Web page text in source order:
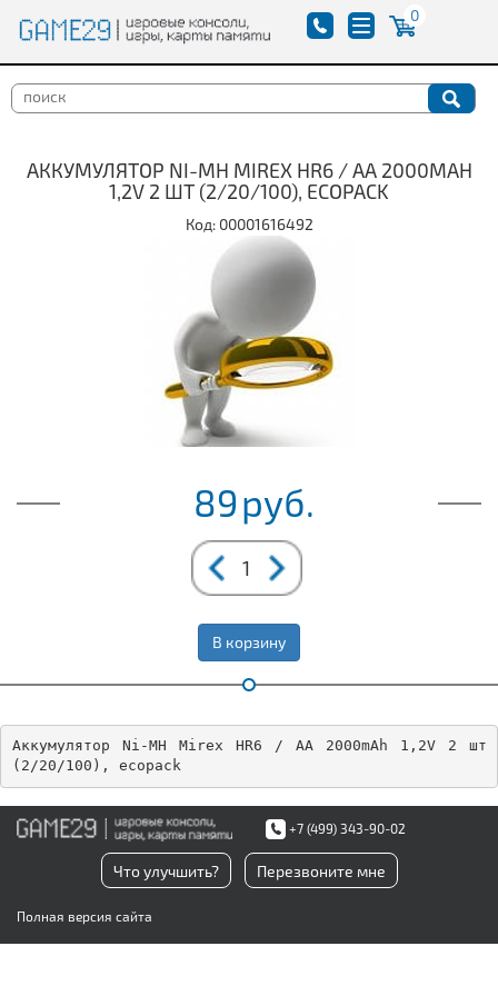
0
АККУМУЛЯТОР NI-MH MIREX HR6 / AA 2000MAH
1,2V 2 ШТ (2/20/100), ECOPACK
Код: 00001616492
89руб.
В корзину
Аккумулятор Ni-MH Mirex HR6 / AA 2000mAh 1,2V 2 шт
(2/20/100), ecopack
+7 (499) 343-90-02
Что улучшить? Перезвоните мне
Полная версия сайта